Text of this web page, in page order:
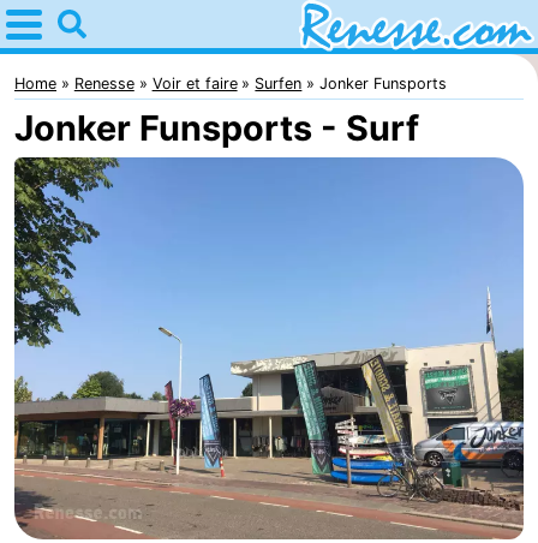
Home
Renesse
Astuces
Avec
les
enfants
Passer
la
nuit
Appartements
-
Port
Greve
-
Zeeuwse
Kust
Campings
Chambre
Home Renesse Voir et faire Surfen Jonker Funsports
Jonker Funsports - Surf